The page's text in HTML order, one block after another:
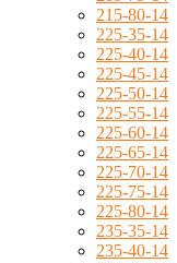
215-80-14
225-35-14
225-40-14
225-45-14
225-50-14
225-55-14
225-60-14
225-65-14
225-70-14
225-75-14
225-80-14
235-35-14
235-40-14